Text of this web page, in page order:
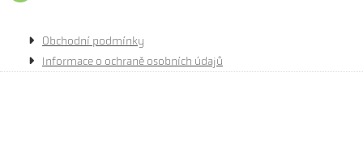
Obchodní podmínky
Informace o ochraně osobních údajů